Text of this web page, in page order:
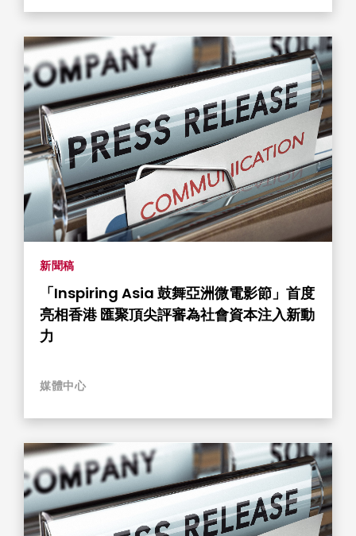
新聞稿
「Inspiring Asia 鼓舞亞洲微電影節」首度
亮相香港 匯聚頂尖評審為社會資本注入新動
力
媒體中心